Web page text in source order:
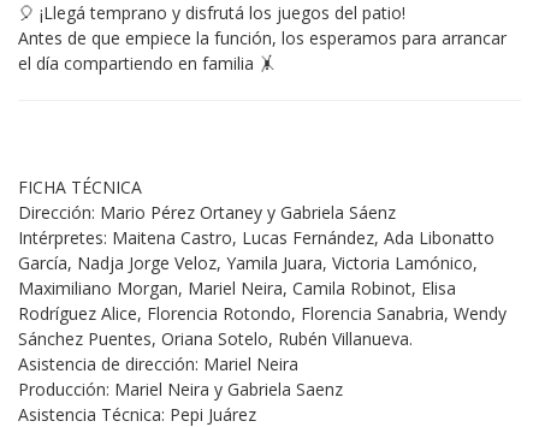
🎈 ¡Llegá temprano y disfrutá los juegos del patio!
Antes de que empiece la función, los esperamos para arrancar
el día compartiendo en familia 🤸
FICHA TÉCNICA
Dirección: Mario Pérez Ortaney y Gabriela Sáenz
Intérpretes: Maitena Castro, Lucas Fernández, Ada Libonatto
García, Nadja Jorge Veloz, Yamila Juara, Victoria Lamónico,
Maximiliano Morgan, Mariel Neira, Camila Robinot, Elisa
Rodríguez Alice, Florencia Rotondo, Florencia Sanabria, Wendy
Sánchez Puentes, Oriana Sotelo, Rubén Villanueva.
Asistencia de dirección: Mariel Neira
Producción: Mariel Neira y Gabriela Saenz
Asistencia Técnica: Pepi Juárez